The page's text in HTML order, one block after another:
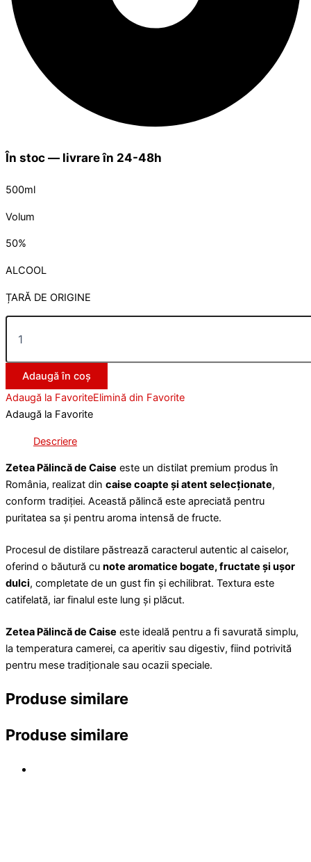
În stoc — livrare în 24-48h
500ml
Volum
50%
ALCOOL
ȚARĂ DE ORIGINE
Adaugă în coș
Adaugă la FavoriteElimină din Favorite
Adaugă la Favorite
Descriere
Zetea Pălincă de Caise este un distilat premium produs în
România, realizat din caise coapte și atent selecționate,
conform tradiției. Această pălincă este apreciată pentru
puritatea sa și pentru aroma intensă de fructe.
Procesul de distilare păstrează caracterul autentic al caiselor,
oferind o băutură cu note aromatice bogate, fructate și ușor
dulci, completate de un gust fin și echilibrat. Textura este
catifelată, iar finalul este lung și plăcut.
Zetea Pălincă de Caise este ideală pentru a fi savurată simplu,
la temperatura camerei, ca aperitiv sau digestiv, fiind potrivită
pentru mese tradiționale sau ocazii speciale.
Produse similare
Produse similare